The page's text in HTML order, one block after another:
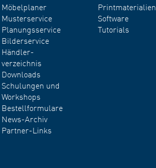
Möbelplaner
Musterservice
Planungsservice
Bilderservice
Händler-
verzeichnis
Downloads
Schulungen und
Workshops
Bestellformulare
News-Archiv
Partner-Links
Printmaterialien
Software
Tutorials